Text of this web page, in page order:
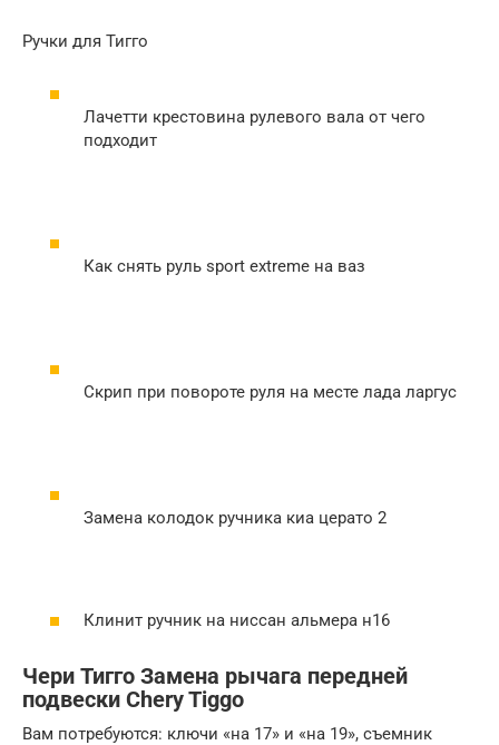
Ручки для Тигго
Лачетти крестовина рулевого вала от чего
подходит
Как снять руль sport extreme на ваз
Скрип при повороте руля на месте лада ларгус
Замена колодок ручника киа церато 2
Клинит ручник на ниссан альмера н16
Чери Тигго Замена рычага передней
подвески Chery Tiggo
Вам потребуются: ключи «на 17» и «на 19», съемник